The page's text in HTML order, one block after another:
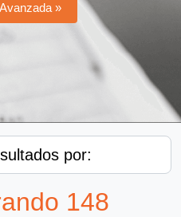
»
por:
148